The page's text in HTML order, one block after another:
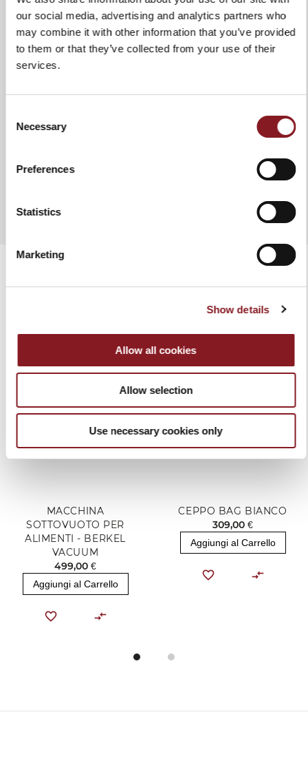
our social media, advertising and analytics partners who
may combine it with other information that you’ve provided
to them or that they’ve collected from your use of their
services.
Selection
Necessary
Preferences
Statistics
Marketing
Show details
Allow all cookies
Allow selection
Use necessary cookies only
lavaggio manuale in acqua calda
al fine di garantire integrità al
prodotto e una durata nel tempo.
In ogni caso si suggerisce di
spugne abrasivi.
AGGIUNGI AL CONFRONTO
PRODOTTI CORRELATI
MACCHINA
SOTTOVUOTO PER
ALIMENTI - BERKEL
VACUUM
499,00 €
Aggiungi al Carrello
CEPPO BAG BIANCO
309,00 €
Aggiungi al Carrello